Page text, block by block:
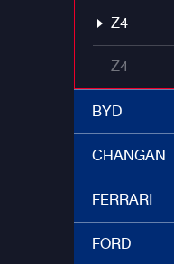
Z4
Z4
BYD
CHANGAN
FERRARI
FORD